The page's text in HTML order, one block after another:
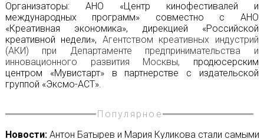
Организаторы: АНО «Центр кинофестивалей и
международных программ» совместно с АНО
«Креативная экономика», дирекцией «Российской
креативной недели», Агентством креативных индустрий
(АКИ) при Департаменте предпринимательства и
инновационного развития Москвы,
продюсерским
центром «Мувистарт» в партнерстве с издательской
группой «Эксмо-АСТ».
Популярное
Новости:Антон Батырев и Мария Куликова стали самыми